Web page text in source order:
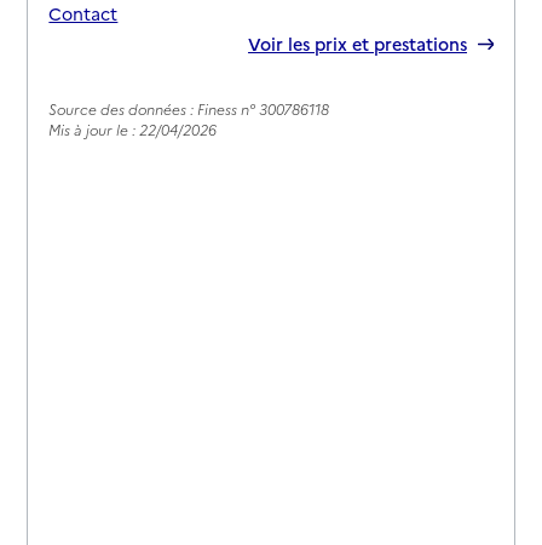
Contact
Voir les prix et prestations
Source des données : Finess n° 300786118
Mis à jour le : 22/04/2026